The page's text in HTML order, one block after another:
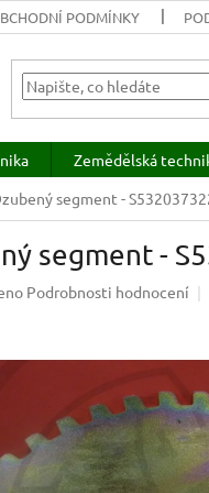
PODMÍNKY
Zemědělská
segment -
segment -
Podrobnosti hodnocení